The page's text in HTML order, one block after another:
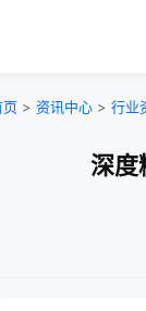
页 > 资讯中心 > 行业
深度